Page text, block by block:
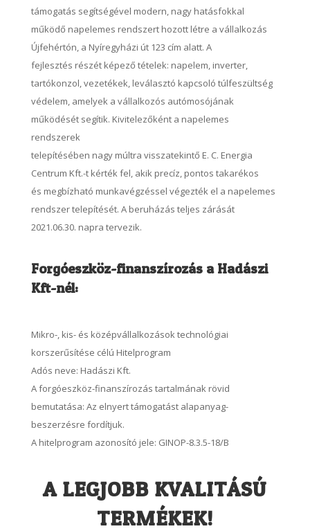
támogatás segítségével modern, nagy hatásfokkal
működő napelemes rendszert hozott létre a vállalkozás
Újfehértón, a Nyíregyházi út 123 cím alatt. A
fejlesztés részét képező tételek: napelem, inverter,
tartókonzol, vezetékek, leválasztó kapcsoló túlfeszültség
védelem, amelyek a vállalkozós autómosójának
működését segítik. Kivitelezőként a napelemes
rendszerek
telepítésében nagy múltra visszatekintő E. C. Energia
Centrum Kft.-t kérték fel, akik precíz, pontos takarékos
és megbízható munkavégzéssel végezték el a napelemes
rendszer telepítését. A beruházás teljes zárását
2021.06.30. napra tervezik.
Forgóeszköz-finanszírozás a Hadászi
Kft-nél:
Mikro-, kis- és középvállalkozások technológiai
korszerűsítése célú Hitelprogram
Adós neve: Hadászi Kft.
A forgóeszköz-finanszírozás tartalmának rövid
bemutatása: Az elnyert támogatást alapanyag-
beszerzésre fordítjuk.
A hitelprogram azonosító jele: GINOP-8.3.5-18/B
A LEGJOBB KVALITÁSÚ
TERMÉKEK!